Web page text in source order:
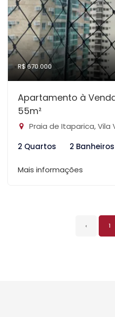
R$ 670.000
Apartamento à
55m²
Praia de Itaparica, Vila
2 Quartos
2 Banheiros
Mais informações
‹ 1